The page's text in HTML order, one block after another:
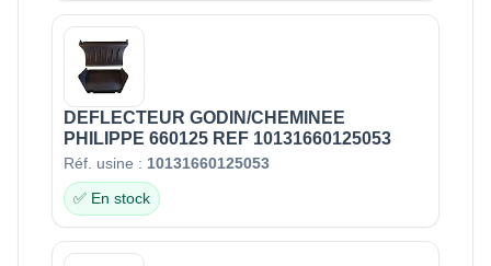
DEFLECTEUR GODIN/CHEMINEE
PHILIPPE 660125 REF 10131660125053
Réf. usine : 10131660125053
✅ En stock